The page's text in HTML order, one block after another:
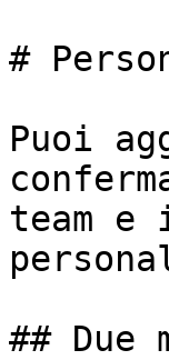
#
Puoi
team e
## Due